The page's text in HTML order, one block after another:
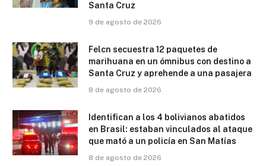
Santa Cruz
9 de agosto de 2026
Felcn secuestra 12 paquetes de
marihuana en un ómnibus con destino a
Santa Cruz y aprehende a una pasajera
8 de agosto de 2026
Identifican a los 4 bolivianos abatidos
en Brasil: estaban vinculados al ataque
que mató a un policía en San Matías
8 de agosto de 2026